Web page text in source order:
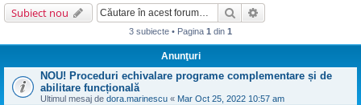
Subiect nou Căutare
3 subiecte • Pagina 1 din 1
Anunţuri
NOU! Proceduri echivalare programe complementare și de
abilitare funcțională
Ultimul mesaj de dora.marinescu « Mar Oct 25, 2022 10:57 am